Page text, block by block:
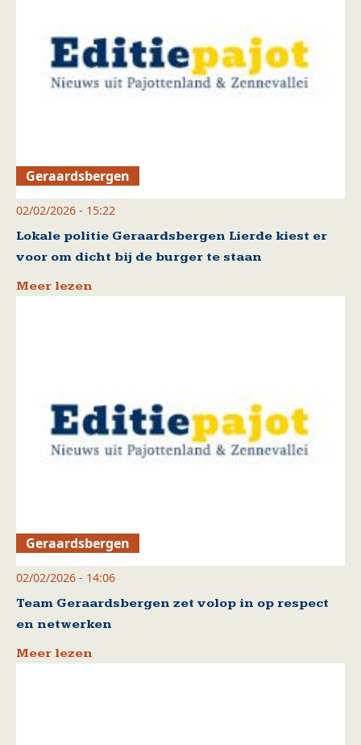
Geraardsbergen
02/02/2026 - 15:22
Lokale politie Geraardsbergen Lierde kiest er
voor om dicht bij de burger te staan
Meer lezen
Geraardsbergen
02/02/2026 - 14:06
Team Geraardsbergen zet volop in op respect
en netwerken
Meer lezen